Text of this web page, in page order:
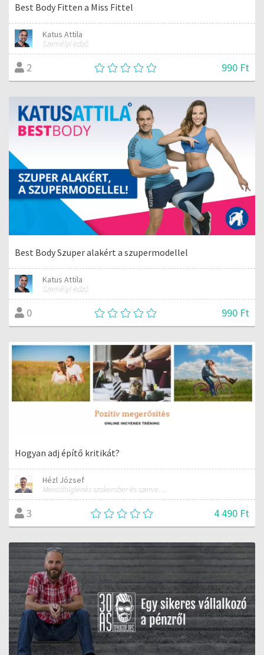
Best Body Fitten a Miss Fittel
Katus Attila
Személyi edző
2 990 Ft
Best Body Szuper alakért a szupermodellel
Katus Attila
Személyi edző
0 990 Ft
Hogyan adj építő kritikát?
Hézl József
Mentálhigiénés szakember és szervezetfejlesztési tanácsadó
3 4 490 Ft